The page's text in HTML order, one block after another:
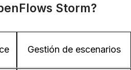
Storm?
Gestión de escenarios